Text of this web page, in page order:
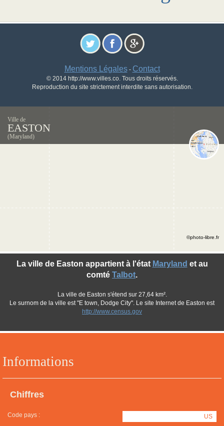
Mentions Légales- Contact
© 2014 http://www.villes.co. Tous droits réservés.
Reproduction du site strictement interdite sans autorisation.
Ville de
EASTON
(Maryland)
Informations
Chiffres
Code pays : US
La ville de Easton appartient à l'état Maryland et au
comté Talbot.
La ville de Easton s'étend sur 27,64 km².
Le surnom de la ville est "E town, Dodge City". Le site Internet de Easton est
http://www.census.gov
©photo-libre.fr